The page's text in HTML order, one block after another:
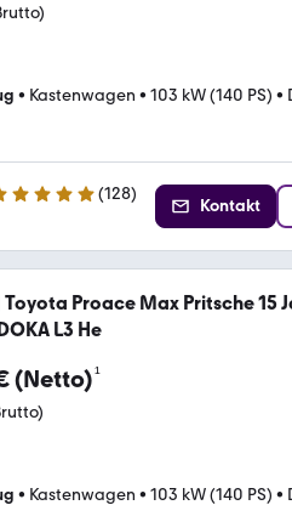
• Kastenwagen • 103 kW (140 PS) •
Sterne (128)
Kontakt
Toyota Proace Max Pritsche 15
L3 He
(Netto)¹
• Kastenwagen • 103 kW (140 PS) •